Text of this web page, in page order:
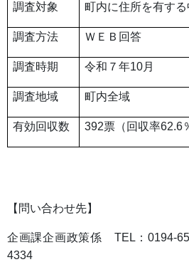
調査対象 町内に住所を有す
調査方法 ＷＥＢ回答
調査時期 令和７年10月
調査地域 町内全域
有効回収数 392票（回収率62.6
【問い合わせ先】
企画課企画政策係 TEL：0194-
4334